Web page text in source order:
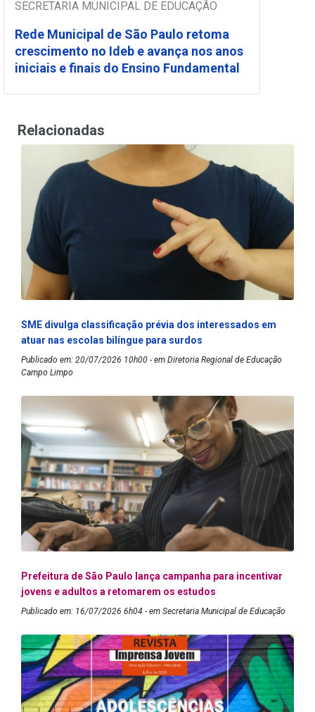
SECRETARIA MUNICIPAL DE EDUCAÇÃO
Rede Municipal de São Paulo retoma
crescimento no Ideb e avança nos anos
iniciais e finais do Ensino Fundamental
Relacionadas
SME divulga classificação prévia dos interessados em
atuar nas escolas bilíngue para surdos
Publicado em: 20/07/2026 10h00 - em Diretoria Regional de Educação
Campo Limpo
Prefeitura de São Paulo lança campanha para incentivar
jovens e adultos a retomarem os estudos
Publicado em: 16/07/2026 6h04 - em Secretaria Municipal de Educação